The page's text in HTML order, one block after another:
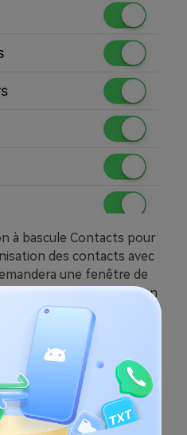
à bascule Contacts pour
des contacts avec
une fenêtre de
l'option "Rester sur mon